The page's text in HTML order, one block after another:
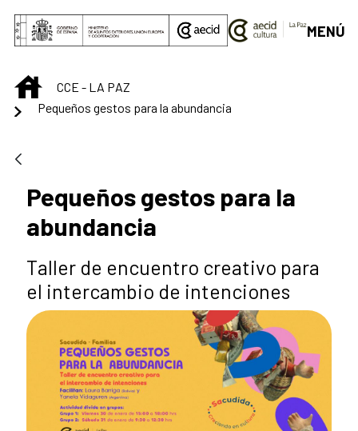
Saltar al contenido principal
MENÚ
INICIOCCE - LA PAZ
Pequeños gestos para la abundancia
Pequeños gestos para la
abundancia
Taller de encuentro creativo para
el intercambio de intenciones